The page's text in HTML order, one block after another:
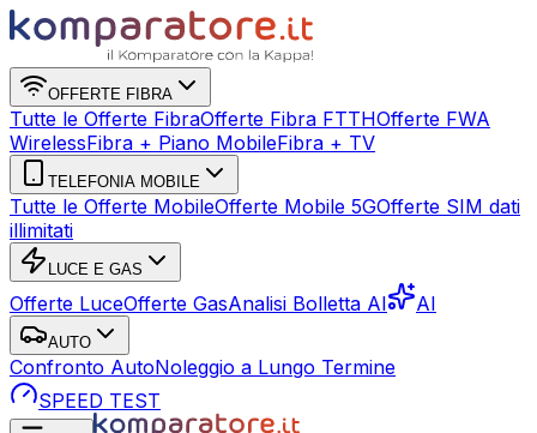
OFFERTE FIBRA
Tutte le Offerte FibraOfferte Fibra FTTHOfferte FWA
WirelessFibra + Piano MobileFibra + TV
TELEFONIA MOBILE
Tutte le Offerte MobileOfferte Mobile 5GOfferte SIM dati
illimitati
LUCE E GAS
Offerte LuceOfferte GasAnalisi Bolletta AI AI
AUTO
Confronto AutoNoleggio a Lungo Termine
SPEED TEST